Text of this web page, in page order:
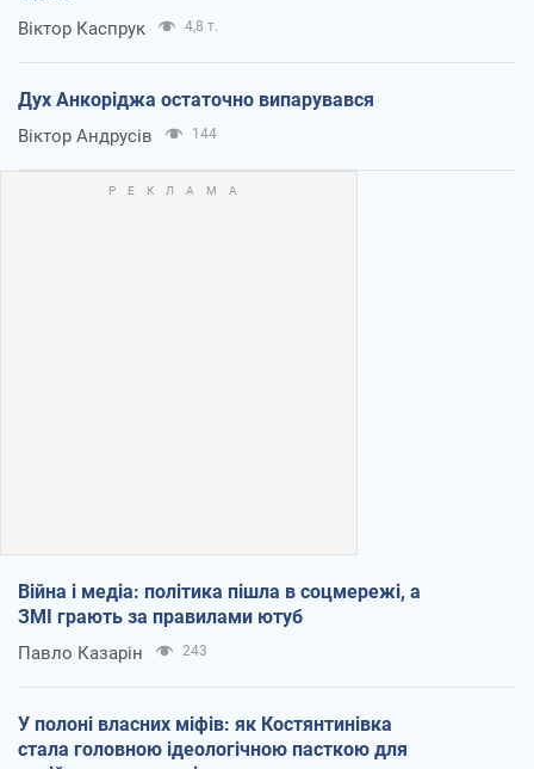
Віктор Каспрук 4,8 т.
Дух Анкоріджа остаточно випарувався
Віктор Андрусів 144
Війна і медіа: політика пішла в соцмережі, а
ЗМІ грають за правилами ютуб
Павло Казарін 243
У полоні власних міфів: як Костянтинівка
стала головною ідеологічною пасткою для